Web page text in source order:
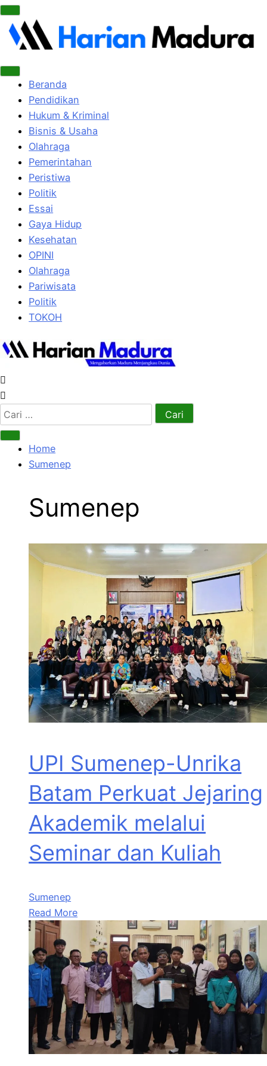
Beranda
Pendidikan
Hukum & Kriminal
Bisnis & Usaha
Olahraga
Pemerintahan
Peristiwa
Politik
Essai
Gaya Hidup
Kesehatan
OPINI
Olahraga
Pariwisata
Politik
TOKOH
Cari
untuk:
Home
Sumenep
Sumenep
UPI Sumenep-Unrika
Batam Perkuat Jejaring
Akademik melalui
Seminar dan Kuliah
Sumenep
Read More